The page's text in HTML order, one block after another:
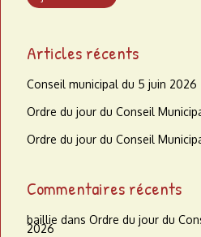
Articles récents
Conseil municipal du 5 juin 2026
Ordre du jour du Conseil
Ordre du jour du Conseil
Commentaires récents
baillie dans Ordre du jour du
2026